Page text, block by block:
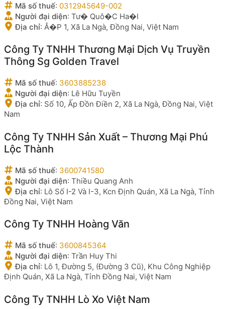
Mã số thuế: 0312945649-002
Người đại diện: Tư� Quô�C Ha�I
Địa chỉ: Â�P 1, Xã La Ngà, Đồng Nai, Việt Nam
Công Ty TNHH Thương Mại Dịch Vụ Truyền
Thông Sg Golden Travel
Mã số thuế: 3603885238
Người đại diện: Lê Hữu Tuyền
Địa chỉ: Số 10, Ấp Đồn Điền 2, Xã La Ngà, Đồng Nai, Việt
Nam
Công Ty TNHH Sản Xuất – Thương Mại Phú
Lộc Thành
Mã số thuế: 3600741580
Người đại diện: Thiều Quang Anh
Địa chỉ: Lô Số I-2 Và I-3, Kcn Định Quán, Xã La Ngà, Tỉnh
Đồng Nai, Việt Nam
Công Ty TNHH Hoàng Văn
Mã số thuế: 3600845364
Người đại diện: Trần Huy Thi
Địa chỉ: Lô 1, Đường 5, (Đường 3 Cũ), Khu Công Nghiệp
Định Quán, Xã La Ngà, Tỉnh Đồng Nai, Việt Nam
Công Ty TNHH Lò Xo Việt Nam